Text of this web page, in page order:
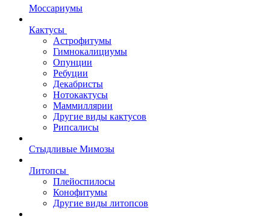
Моссариумы
Кактусы
Астрофитумы
Гимнокалициумы
Опунции
Ребуции
Декабристы
Нотокактусы
Маммиллярии
Другие виды кактусов
Рипсалисы
Стыдливые Мимозы
Литопсы
Плейоспилосы
Конофитумы
Другие виды литопсов